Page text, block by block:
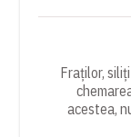
Fraților,
acestea,